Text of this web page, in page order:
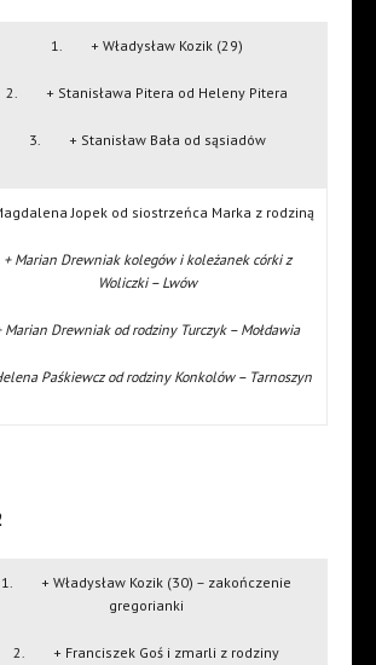
1. + Władysław Kozik (29)
2. + Stanisława Pitera od Heleny Pitera
3. + Stanisław Bała od sąsiadów
Jopek od siostrzeńca Marka z rodziną
+ Marian Drewniak kolegów i koleżanek córki z
Woliczki – Lwów
Marian Drewniak od rodziny Turczyk – Mołdawia
Paśkiewcz od rodziny Konkolów – Tarnoszyn
1. + Władysław Kozik (30) – zakończenie
gregorianki
2. + Franciszek Goś i zmarli z rodziny